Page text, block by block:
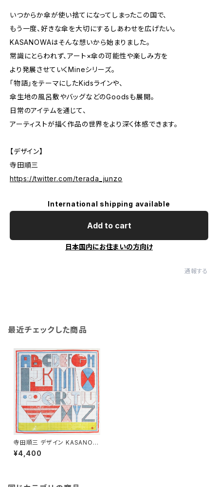
いつからか傘が使い捨てになってしまったこの国で、
もう一度、好きな傘を大切にするしあわせを広げたい。
KASANOWAはそんな想いから始まりました。
常識にとらわれず、アート×傘の可能性や楽しみ方を
より発展させていくMineシリーズ。
「物語」をテーマにしたKidsラインや、
傘生地の風呂敷やバッグなどのGoodsも展開。
日常のアイテムを通じて、
アーティストが描く作品の世界をより深く体感できます。
【デザイン】
寺田順三
https://twitter.com/terada_junzo
International shipping available
Add to cart
日本国内にお住まいの方向け
通報する
最近チェックした商品
寺田順三 デザイン KASANOW
A-Mine- 風呂敷48cm×48c
m「ABC」
¥4,400